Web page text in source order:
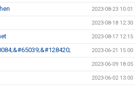
2023-08-23 10:01
2023-08-18 12:30
2023-08-17 12:15
2023-06-21 15:00
2023-06-09 18:05
2023-06-02 13:00